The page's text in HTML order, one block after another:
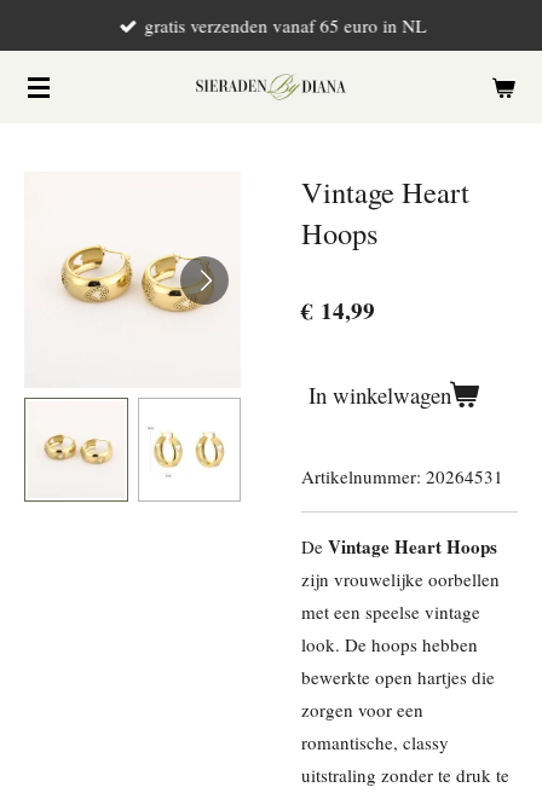
naar
gratis verzenden vanaf 65 euro in NL
Vintage Heart
Hoops
€ 14,99
In winkelwagen
Artikelnummer: 20264531
De Vintage Heart Hoops
zijn vrouwelijke oorbellen
met een speelse vintage
look. De hoops hebben
bewerkte open hartjes die
zorgen voor een
romantische, classy
uitstraling zonder te druk te